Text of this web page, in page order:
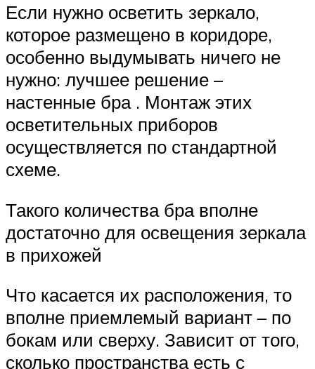
Если нужно осветить зеркало,
которое размещено в коридоре,
особенно выдумывать ничего не
нужно: лучшее решение –
настенные бра . Монтаж этих
осветительных приборов
осуществляется по стандартной
схеме.
Такого количества бра вполне
достаточно для освещения зеркала
в прихожей
Что касается их расположения, то
вполне приемлемый вариант – по
бокам или сверху. Зависит от того,
сколько пространства есть с